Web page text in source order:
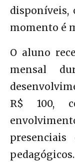
disponíveis,
momento é
O aluno
mensal
R$ 100,
pedagógicos.